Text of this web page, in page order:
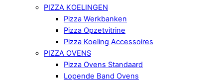
PIZZA KOELINGEN
Pizza Werkbanken
Pizza Opzetvitrine
Pizza Koeling Accessoires
PIZZA OVENS
Pizza Ovens Standaard
Lopende Band Ovens